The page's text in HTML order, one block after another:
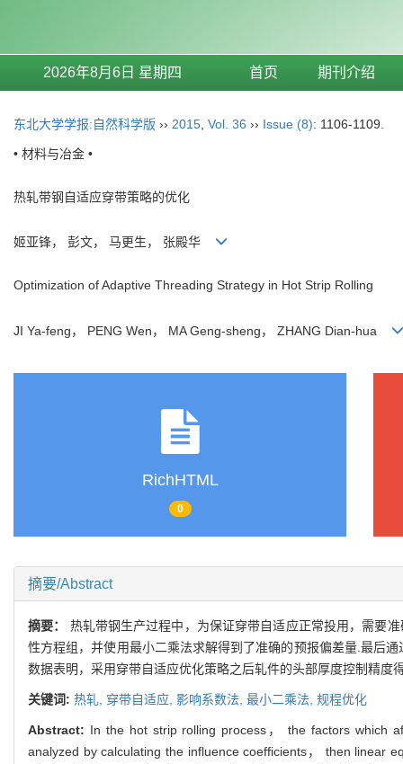
2026年8月6日 星期四 首页 期刊介绍
东北大学学报:自然科学版 ›› 2015 Vol. 36 ›› Issue (8): 1106-1109.
• 材料与冶金 •
热轧带钢自适应穿带策略的优化
姬亚锋， 彭文， 马更生， 张殿华
Optimization of Adaptive Threading Strategy in Hot Strip Rolling
JI Ya-feng， PENG Wen， MA Geng-sheng， ZHANG Dian-hua
RichHTML
0
摘要/Abstract
摘要： 热轧带钢生产过程中，为保证穿带自适应正常投用，需要
性方程组，并使用最小二乘法求解得到了准确的预报偏差量.最后
数据表明，采用穿带自适应优化策略之后轧件的头部厚度控制精度
关键词: 热轧, 穿带自适应, 影响系数法, 最小二乘法, 规程优化
Abstract: In the hot strip rolling process， the factors which
analyzed by calculating the influence coefficients， then linear